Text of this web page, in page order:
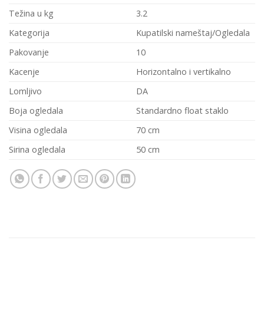
Težina u kg
3.2
Kategorija
Kupatilski nameštaj/Ogledala
Pakovanje
10
Kacenje
Horizontalno i vertikalno
Lomljivo
DA
Boja ogledala
Standardno float staklo
Visina ogledala
70 cm
Sirina ogledala
50 cm